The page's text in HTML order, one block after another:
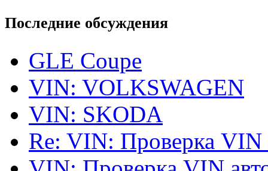
Последние обсуждения
GLE Coupe
VIN: VOLKSWAGEN
VIN: SKODA
Re: VIN: Проверка VIN